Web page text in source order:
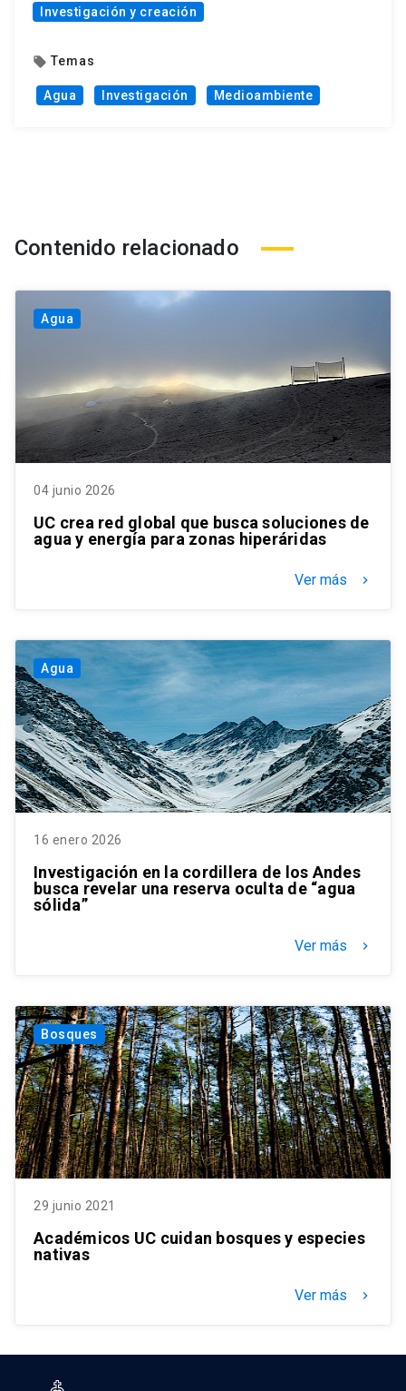
Investigación y creación
local_offer Temas
Agua Investigación Medioambiente
Contenido relacionado
Agua
04 junio 2026
UC crea red global que busca soluciones de
agua y energía para zonas hiperáridas
Ver más keyboard_arrow_right
Agua
16 enero 2026
Investigación en la cordillera de los Andes
busca revelar una reserva oculta de “agua
sólida”
Ver más keyboard_arrow_right
Bosques
29 junio 2021
Académicos UC cuidan bosques y especies
nativas
Ver más keyboard_arrow_right